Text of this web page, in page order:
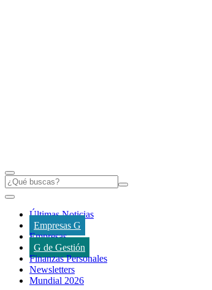
Últimas Noticias
Empresas G
Empresas
G de Gestión
Finanzas Personales
Newsletters
Mundial 2026